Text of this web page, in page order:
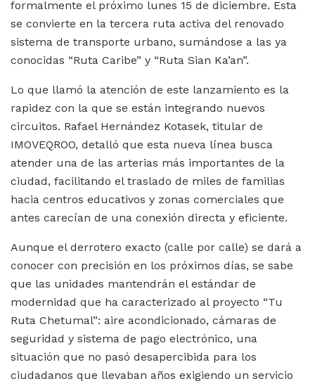
formalmente el próximo lunes 15 de diciembre. Esta
se convierte en la tercera ruta activa del renovado
sistema de transporte urbano, sumándose a las ya
conocidas “Ruta Caribe” y “Ruta Sian Ka’an”.
Lo que llamó la atención de este lanzamiento es la
rapidez con la que se están integrando nuevos
circuitos. Rafael Hernández Kotasek, titular de
IMOVEQROO, detalló que esta nueva línea busca
atender una de las arterias más importantes de la
ciudad, facilitando el traslado de miles de familias
hacia centros educativos y zonas comerciales que
antes carecían de una conexión directa y eficiente.
Aunque el derrotero exacto (calle por calle) se dará a
conocer con precisión en los próximos días, se sabe
que las unidades mantendrán el estándar de
modernidad que ha caracterizado al proyecto “Tu
Ruta Chetumal”: aire acondicionado, cámaras de
seguridad y sistema de pago electrónico, una
situación que no pasó desapercibida para los
ciudadanos que llevaban años exigiendo un servicio